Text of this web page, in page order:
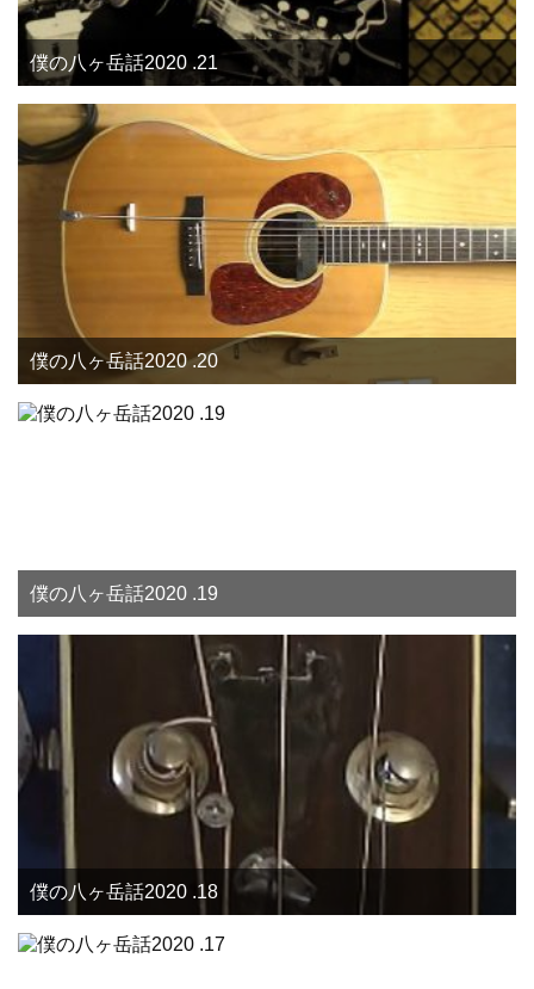
僕の八ヶ岳話2020 .21
僕の八ヶ岳話2020 .20
僕の八ヶ岳話2020 .19
僕の八ヶ岳話2020 .18